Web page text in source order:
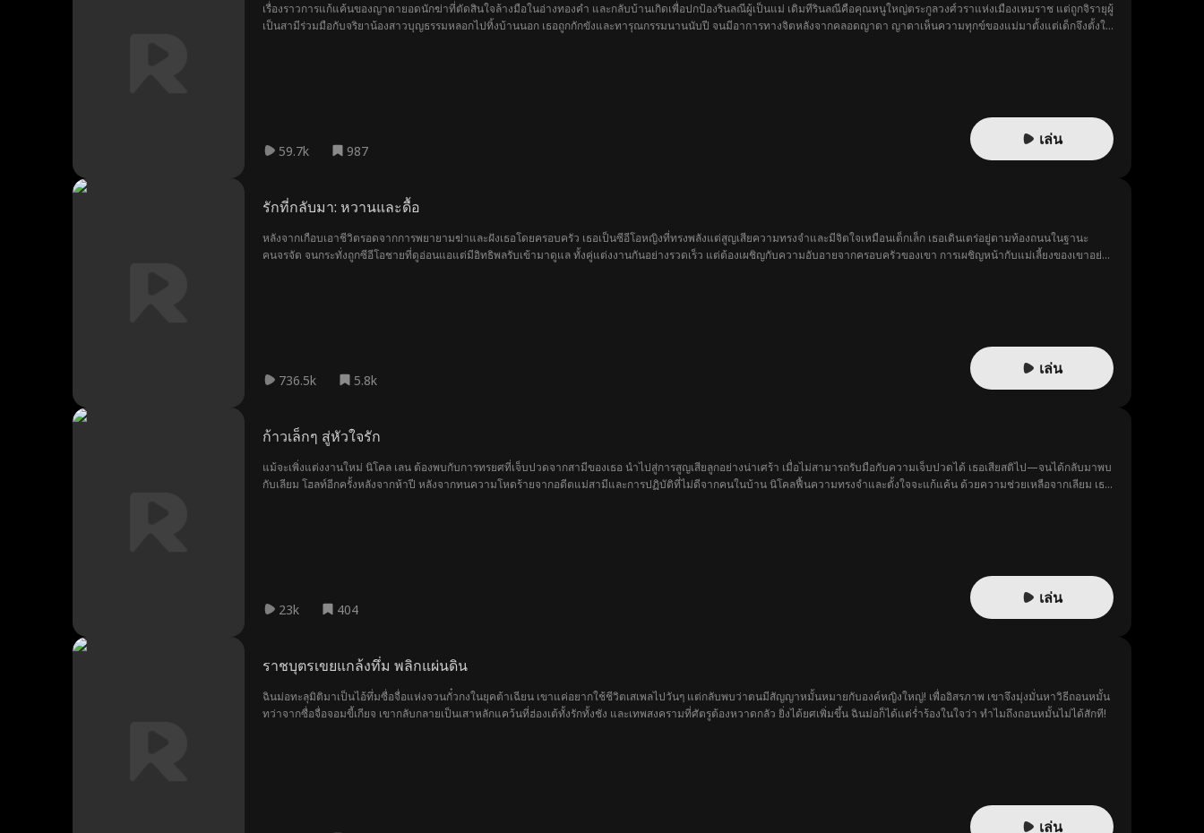
เรื่องราวการแก้แค้นของญาดายอดนักฆ่าที่ตัดสินใจล้างมือในอ่างทองคำ และกลับบ้านเกิดเพื่อปกป้องรินลณีผู้เป็นแม่ เดิมทีรินลณีคือคุณหนูใหญ่ตระกูลวงศ์วราแห่งเมืองเหมราช แต่ถูกจิรายุผู้
เป็นสามีร่วมมือกับจริยาน้องสาวบุญธรรมหลอกไปทิ้งบ้านนอก เธอถูกกักขังและทารุณกรรมนานนับปี จนมีอาการทางจิตหลังจากคลอดญาดา ญาดาเห็นความทุกข์ของแม่มาตั้งแต่เด็กจึงตั้งใจ
ไปต่างประเทศ ญาดากับแม่ได้อยู่พร้อมหน้า ปกป้องธุรกิจตระกูลและสายใยรักแม่ลูกไว้ได้สำเร็จ ซีรีส์เรื่องนี้มีแกนหลักคือการเยียวยาซึ่งกันและกันของแม่ลูก ผสมผสานแอ็คชั่น เฉือนคมธุรกิจ
และความลุ้นระทึก สะท้อนพลังความเข้มแข็งของผู้หญิงและความผูกพันในครอบครัว
59.7k 987
เล่น
รักที่กลับมา: หวานและดื้อ
หลังจากเกือบเอาชีวิตรอดจากการพยายามฆ่าและฝังเธอโดยครอบครัว เธอเป็นซีอีโอหญิงที่ทรงพลังแต่สูญเสียความทรงจำและมีจิตใจเหมือนเด็กเล็ก เธอเดินเตร่อยู่ตามท้องถนนในฐานะ
คนจรจัด จนกระทั่งถูกซีอีโอชายที่ดูอ่อนแอแต่มีอิทธิพลรับเข้ามาดูแล ทั้งคู่แต่งงานกันอย่างรวดเร็ว แต่ต้องเผชิญกับความอับอายจากครอบครัวของเขา การเผชิญหน้ากับแม่เลี้ยงของเขาอย่าง
736.5k 5.8k
เล่น
ก้าวเล็กๆ สู่หัวใจรัก
แม้จะเพิ่งแต่งงานใหม่ นิโคล เลน ต้องพบกับการทรยศที่เจ็บปวดจากสามีของเธอ นำไปสู่การสูญเสียลูกอย่างน่าเศร้า เมื่อไม่สามารถรับมือกับความเจ็บปวดได้ เธอเสียสติไป—จนได้กลับมาพบ
กับเลียม โฮลท์อีกครั้งหลังจากห้าปี หลังจากทนความโหดร้ายจากอดีตแม่สามีและการปฏิบัติที่ไม่ดีจากคนในบ้าน นิโคลฟื้นความทรงจำและตั้งใจจะแก้แค้น ด้วยความช่วยเหลือจากเลียม เธอ
23k 404
เล่น
ราชบุตรเขยแกล้งทึ่ม พลิกแผ่นดิน
ฉินม่อทะลุมิติมาเป็นไอ้ทึ่มซื่อจื่อแห่งจวนกั๋วกงในยุคต้าเฉียน เขาแค่อยากใช้ชีวิตเสเพลไปวันๆ แต่กลับพบว่าตนมีสัญญาหมั้นหมายกับองค์หญิงใหญ่! เพื่ออิสรภาพ เขาจึงมุ่งมั่นหาวิธีถอนหมั้น
ทว่าจากซื่อจื่อจอมขี้เกียจ เขากลับกลายเป็นเสาหลักแคว้นที่ฮ่องเต้ทั้งรักทั้งชัง และเทพสงครามที่ศัตรูต้องหวาดกลัว ยิ่งได้ยศเพิ่มขึ้น ฉินม่อก็ได้แต่ร่ำร้องในใจว่า ทำไมถึงถอนหมั้นไม่ได้สักที!
เล่น